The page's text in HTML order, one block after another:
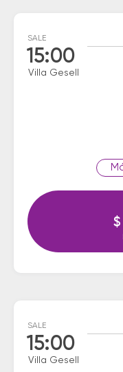
SALE
15:00
Villa Gesell
$
SALE
15:00
Villa Gesell